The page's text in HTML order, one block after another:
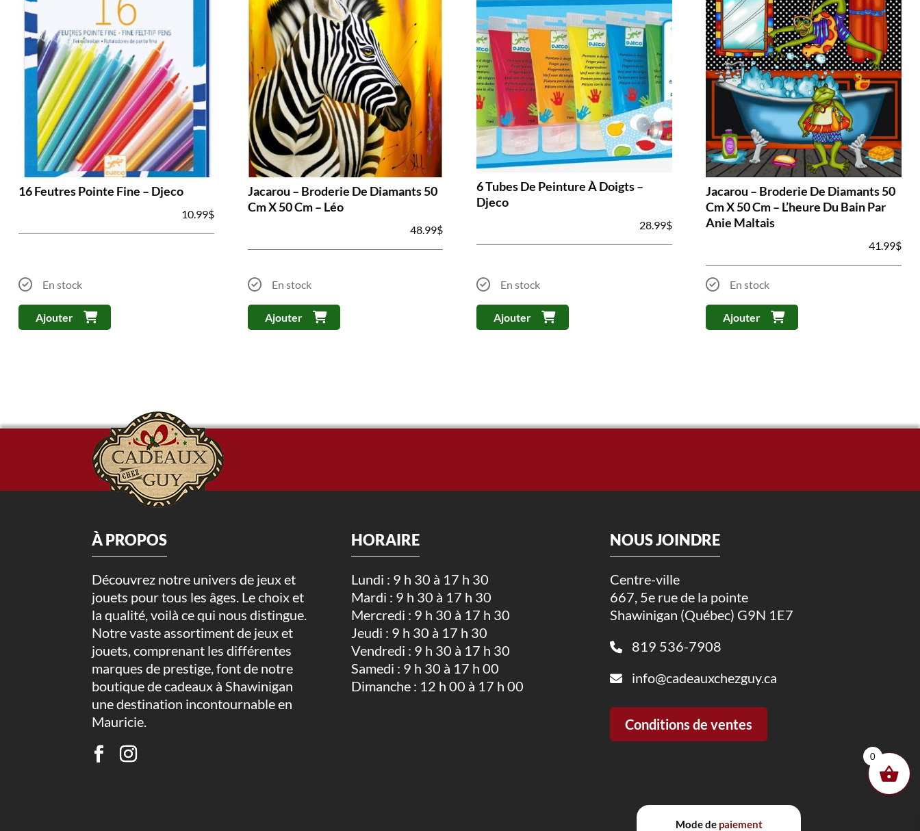
16 Feutres Pointe Fine – Djeco
10.99$
En stock
Ajouter
Jacarou – Broderie De Diamants 50
Cm X 50 Cm – Léo
48.99$
En stock
Ajouter
6 Tubes De Peinture À Doigts –
Djeco
28.99$
En stock
Ajouter
Jacarou – Broderie De Diamants 50
Cm X 50 Cm – L’heure Du Bain Par
Anie Maltais
41.99$
En stock
Ajouter
À PROPOS
Découvrez notre univers de jeux et
jouets pour tous les âges. Le choix et
la qualité, voilà ce qui nous distingue.
Notre vaste assortiment de jeux et
jouets, comprenant les différentes
marques de prestige, font de notre
boutique de cadeaux à Shawinigan
une destination incontournable en
Mauricie.
HORAIRE
Lundi : 9 h 30 à 17 h 30
Mardi : 9 h 30 à 17 h 30
Mercredi : 9 h 30 à 17 h 30
Jeudi : 9 h 30 à 17 h 30
Vendredi : 9 h 30 à 17 h 30
Samedi : 9 h 30 à 17 h 00
Dimanche : 12 h 00 à 17 h 00
NOUS JOINDRE
Centre-ville
667, 5e rue de la pointe
Shawinigan (Québec) G9N 1E7
819 536-7908
info@cadeauxchezguy.ca
Conditions de ventes
Mode de paiement
0